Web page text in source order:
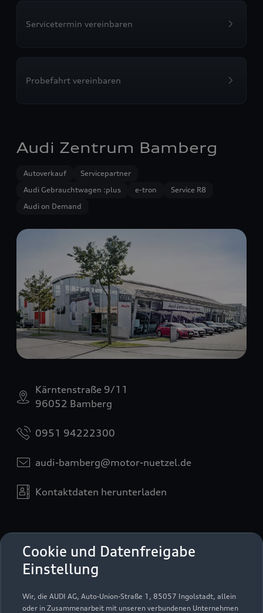
Cookie und Datenfreigabe
Einstellung
Wir, die AUDI AG, Auto-Union-Straße 1, 85057 Ingolstadt, allein
oder in Zusammenarbeit mit unseren verbundenen Unternehmen
Servicetermin vereinbaren
Probefahrt vereinbaren
Audi Zentrum Bamberg
Autoverkauf
Servicepartner
Audi Gebrauchtwagen :plus
e-tron
Service R8
Audi on Demand
Kärntenstraße 9/11
96052 Bamberg
0951 94222300
audi-bamberg@motor-nuetzel.de
Kontaktdaten herunterladen
Öffnungszeiten
Geschlossen ,öffnet am Montag 08:00